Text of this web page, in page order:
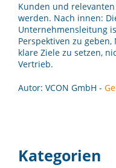
Kunden und
werden. Nach innen:
Unternehmensleitung
Perspektiven zu
klare Ziele zu setzen,
Vertrieb.
Autor: VCON GmbH -
Kategorien